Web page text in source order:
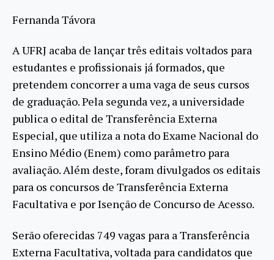
Fernanda Távora
A UFRJ acaba de lançar três editais voltados para
estudantes e profissionais já formados, que
pretendem concorrer a uma vaga de seus cursos
de graduação. Pela segunda vez, a universidade
publica o edital de Transferência Externa
Especial, que utiliza a nota do Exame Nacional do
Ensino Médio (Enem) como parâmetro para
avaliação. Além deste, foram divulgados os editais
para os concursos de Transferência Externa
Facultativa e por Isenção de Concurso de Acesso.
Serão oferecidas 749 vagas para a Transferência
Externa Facultativa, voltada para candidatos que